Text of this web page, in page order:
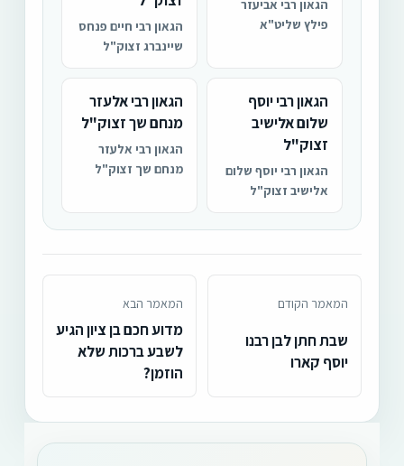
הגאון רבי אביעזר
פילץ שליט"א
הגאון רבי חיים פנחס
שיינברג זצוק"ל
הגאון רבי יוסף
שלום אלישיב
זצוק"ל
הגאון רבי יוסף שלום
אלישיב זצוק"ל
הגאון רבי אלעזר
מנחם שך זצוק"ל
הגאון רבי אלעזר
מנחם שך זצוק"ל
המאמר הקודם
שבת חתן לבן רבנו
יוסף קארו
המאמר הבא
מדוע חכם בן ציון הגיע
לשבע ברכות שלא
הוזמן?